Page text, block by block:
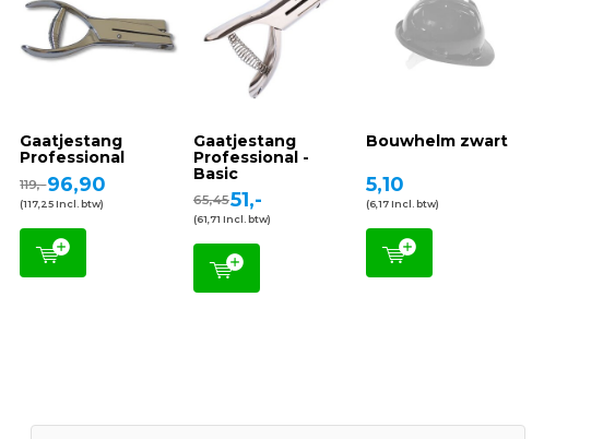
Gaatjestang
Professional
119,-96,90
(117,25 Incl. btw)
Gaatjestang
Professional -
Basic
65,4551,-
(61,71 Incl. btw)
Bouwhelm zwart
5,10
(6,17 Incl. btw)